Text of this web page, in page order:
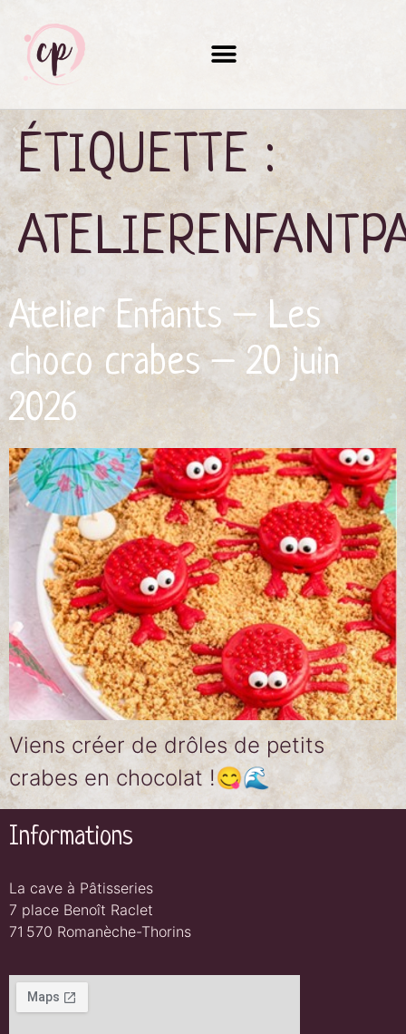
ÉTIQUETTE :
Atelier Enfants – Les
choco crabes – 20 juin
2026
Viens créer de drôles de petits
crabes en chocolat !😋🌊
Informations
La cave à Pâtisseries
7 place Benoît Raclet
71 570 Romanèche-Thorins